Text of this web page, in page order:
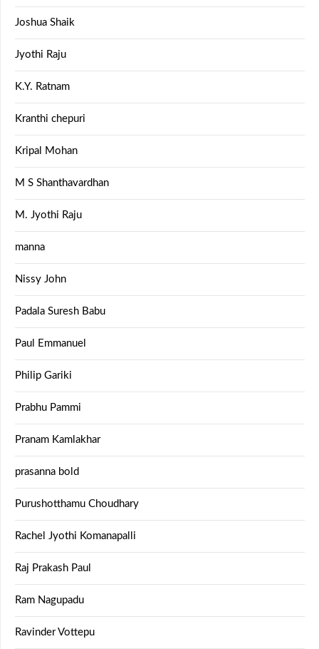
Joshua Shaik
Jyothi Raju
K.Y. Ratnam
Kranthi chepuri
Kripal Mohan
M S Shanthavardhan
M. Jyothi Raju
manna
Nissy John
Padala Suresh Babu
Paul Emmanuel
Philip Gariki
Prabhu Pammi
Pranam Kamlakhar
prasanna bold
Purushotthamu Choudhary
Rachel Jyothi Komanapalli
Raj Prakash Paul
Ram Nagupadu
Ravinder Vottepu